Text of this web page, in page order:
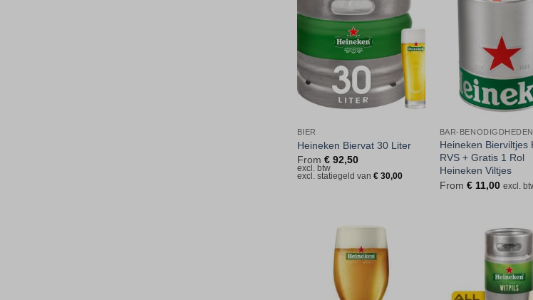
Toevoegen
aan
verlanglijst
BIER
Heineken Biervat 30 Liter
From €92,50
excl. btw
excl. statiegeld van €30,00
BAR-BENODIGDHEDEN
Heineken Bierviltjes
RVS + Gratis 1 Rol
Heineken Viltjes
From €11,00 excl.
Toevoegen
aan
verlanglijst